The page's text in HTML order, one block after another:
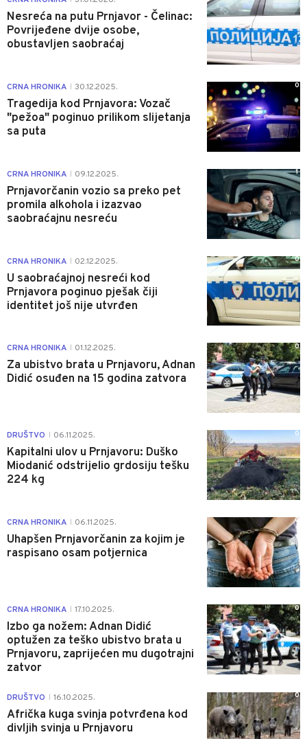
Nesreća na putu Prnjavor - Čelinac:
Povrijeđene dvije osobe,
obustavljen saobraćaj
CRNA HRONIKA 30.12.2025.
Tragedija kod Prnjavora: Vozač
"pežoa" poginuo prilikom slijetanja
sa puta
0
CRNA HRONIKA 09.12.2025.
Prnjavorčanin vozio sa preko pet
promila alkohola i izazvao
saobraćajnu nesreću
1
CRNA HRONIKA 02.12.2025.
U saobraćajnoj nesreći kod
Prnjavora poginuo pješak čiji
identitet još nije utvrđen
0
CRNA HRONIKA 01.12.2025.
Za ubistvo brata u Prnjavoru, Adnan
Didić osuđen na 15 godina zatvora
0
DRUŠTVO 06.11.2025.
Kapitalni ulov u Prnjavoru: Duško
Miodanić odstrijelio grdosiju tešku
224 kg
0
CRNA HRONIKA 06.11.2025.
Uhapšen Prnjavorčanin za kojim je
raspisano osam potjernica
0
CRNA HRONIKA 17.10.2025.
Izbo ga nožem: Adnan Didić
optužen za teško ubistvo brata u
Prnjavoru, zaprijećen mu dugotrajni
zatvor
0
DRUŠTVO 16.10.2025.
Afrička kuga svinja potvrđena kod
divljih svinja u Prnjavoru
0